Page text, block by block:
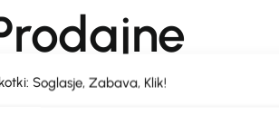
Soglasje, Zabava, Klik!